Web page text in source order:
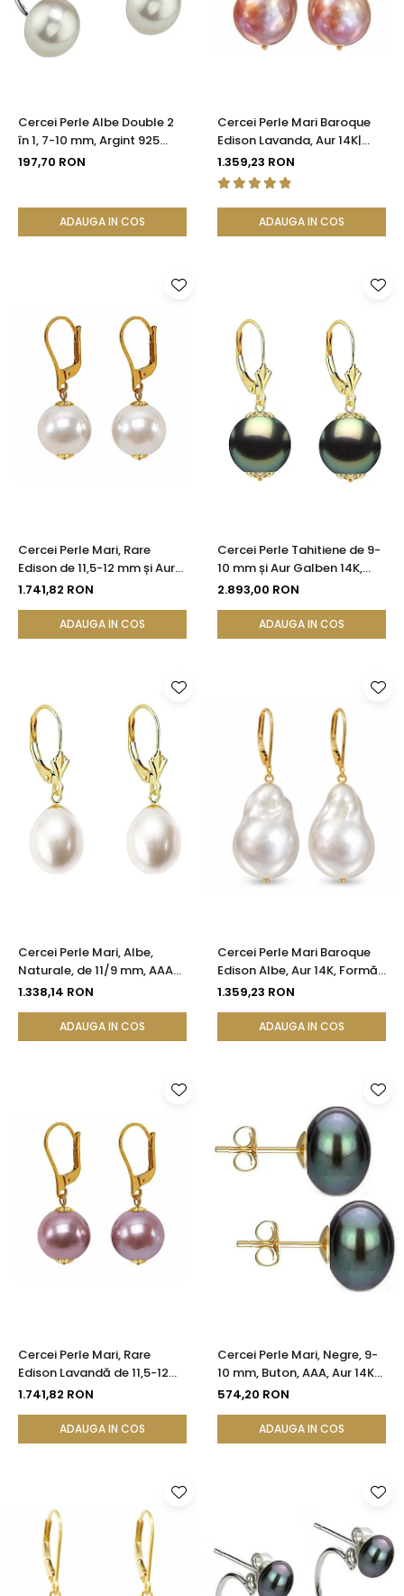
Seturi Perle cu Argint
Brățări cu Perle
Pandantive cu Perle
Cercei Perle Albe Double 2
în 1, 7-10 mm, Argint 925
Placat cu Platină |
197,70 RON
ADAUGA IN COS
Cercei Perle Mari Baroque
Edison Lavanda, Aur 14K|
KASKADDA®
1.359,23 RON
ADAUGA IN COS
Cercei Perle Mari, Rare
Edison de 11,5-12 mm și Aur
Galben 14K, Bijuterie de
1.741,82 RON
ADAUGA IN COS
Cercei Perle Tahitiene de 9-
10 mm și Aur Galben 14K,
Forma Rotundă |
2.893,00 RON
ADAUGA IN COS
Cercei Perle Mari, Albe,
Naturale, de 11/9 mm, AAA+,
Aur 14K (aur 585), Forma
1.338,14 RON
ADAUGA IN COS
Cercei Perle Mari Baroque
Edison Albe, Aur 14K, Formă
Organică | KASKADDA®
1.359,23 RON
ADAUGA IN COS
Cercei Perle Mari, Rare
Edison Lavandă de 11,5-12
mm și Aur Galben 14K |
1.741,82 RON
ADAUGA IN COS
Cercei Perle Mari, Negre, 9-
10 mm, Buton, AAA, Aur 14K
(aur 585), Tip Șurub |
574,20 RON
ADAUGA IN COS